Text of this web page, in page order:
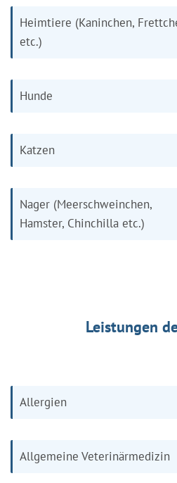
Heimtiere (Kaninchen,
etc.)
Hunde
Katzen
Nager (Meerschweinchen,
Hamster, Chinchilla etc.)
Leistungen
Allergien
Allgemeine Veterinärmedizin